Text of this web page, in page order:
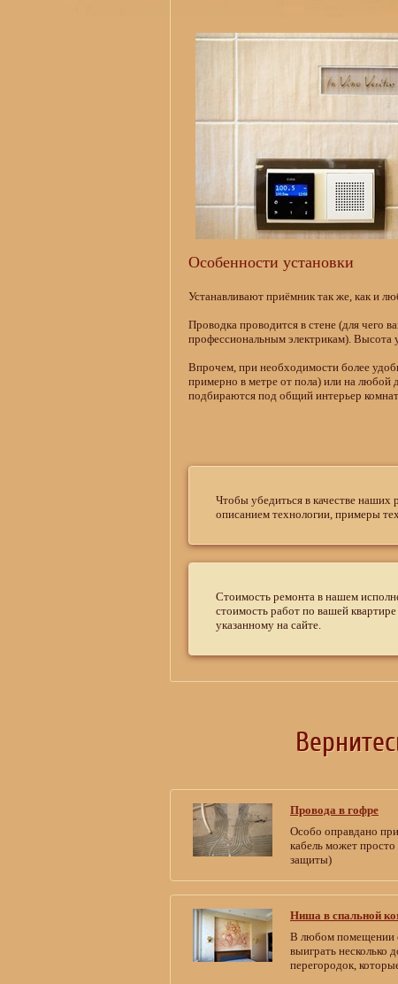
Особенности установки
Устанавливают приёмник так же, как и
Проводка проводится в стене (для чего
профессиональным электрикам). Высота
Впрочем, при необходимости более
примерно в метре от пола) или на любой
подбираются под общий интерьер
Чтобы убедиться в качестве
описанием технологии, примеры
Стоимость ремонта в нашем
стоимость работ по вашей
указанному на сайте.
Провода в гофре
Особо оправдано
кабель может
защиты)
Ниша в спальной
В любом помещении
выиграть несколько
перегородок,